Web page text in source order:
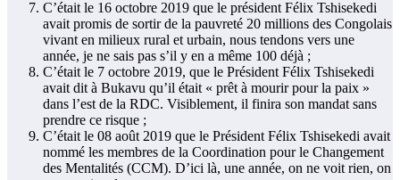
C’était le 16 octobre 2019 que le président Félix Tshisekedi
avait promis de sortir de la pauvreté 20 millions des Congolais
vivant en milieux rural et urbain, nous tendons vers une
année, je ne sais pas s’il y en a même 100 déjà ;
C’était le 7 octobre 2019, que le Président Félix Tshisekedi
avait dit à Bukavu qu’il était « prêt à mourir pour la paix »
dans l’est de la RDC. Visiblement, il finira son mandat sans
prendre ce risque ;
C’était le 08 août 2019 que le Président Félix Tshisekedi avait
nommé les membres de la Coordination pour le Changement
des Mentalités (CCM). D’ici là, une année, on ne voit rien, on